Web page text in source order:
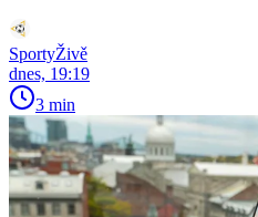
SportyŽivě
dnes, 19:19
3 min